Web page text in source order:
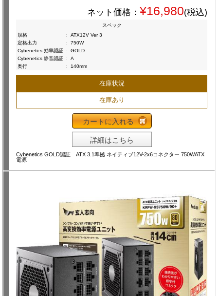
ネット価格： ¥16,980(税込)
スペック
規格
:
ATX12V Ver 3
定格出力
:
750W
Cybenetics 効率認証 :
GOLD
Cybenetics 静音認証 :
A
奥行
: 140mm
在庫状況
在庫あり
カートに入れる
詳細はこちら
Cybenetics GOLD認証 ATX 3.1準拠 ネイティブ12V-2x6コネクター 750WATX
電源